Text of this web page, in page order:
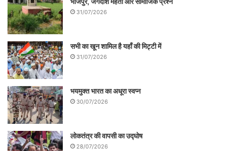
31/07/2026
सभी का खून शामिल है यहाँ की मिट्टी में
31/07/2026
भयमुक्त भारत का अधूरा स्वप्न
30/07/2026
लोकतंत्र की वापसी का उद्घोष
28/07/2026